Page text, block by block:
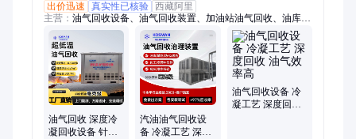
出价迅速
真实性已核验 西藏阿里
主营： 油气回收设备、油气回收装置、加油站油气回收、油库油
气回收、油罐车油气回收、油气回收系统、三次油气回收、码头
油气回收、化工厂油气回收、炼油厂油气回收、成品油油气回
收、汽油油气回收、柴油油气回收、航空煤油油气回收、原油油
气回收、冷凝油气回收、吸附油气回收、油气回收成套设备、油
气回收治理设备、油气回收环保设备、油气回收智能设备、撬装
式油气回收、油气回收定制
油气回收 深度冷
凝回收设备 针对
汽油油气回收设
备 冷凝工艺 深度
油气回收设备 冷
凝工艺 深度回收